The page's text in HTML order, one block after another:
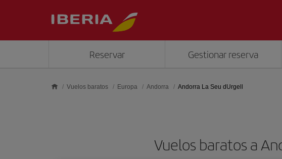
Reservar Gestionar reserva
Vuelos baratos Europa Andorra Andorra La Seu dUrgell
Vuelos baratos a